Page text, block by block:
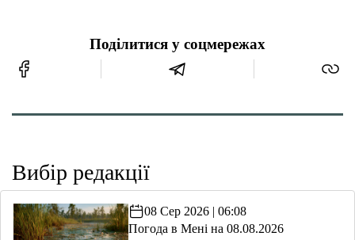
Поділитися у соцмережах
Вибір редакції
08 Сер 2026 | 06:08
Погода в Мені на 08.08.2026